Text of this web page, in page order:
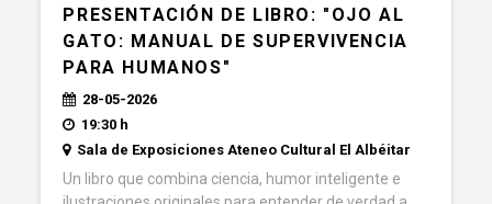
PRESENTACIÓN DE LIBRO: "OJO AL
GATO: MANUAL DE SUPERVIVENCIA
PARA HUMANOS"
28-05-2026
19:30 h
Sala de Exposiciones Ateneo Cultural El Albéitar
Un libro que combina ciencia, humor inteligente e